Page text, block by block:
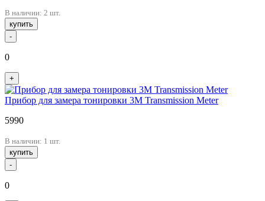
В наличии: 2 шт.
купить
-
0
+
Прибор для замера тонировки 3М Transmission Meter
5990
В наличии: 1 шт.
купить
-
0